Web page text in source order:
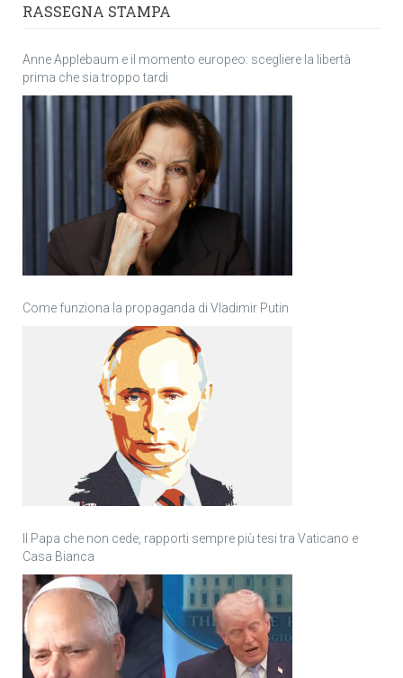
RASSEGNA STAMPA
Anne Applebaum e il momento europeo: scegliere la libertà
prima che sia troppo tardi
Come funziona la propaganda di Vladimir Putin
Il Papa che non cede, rapporti sempre più tesi tra Vaticano e
Casa Bianca